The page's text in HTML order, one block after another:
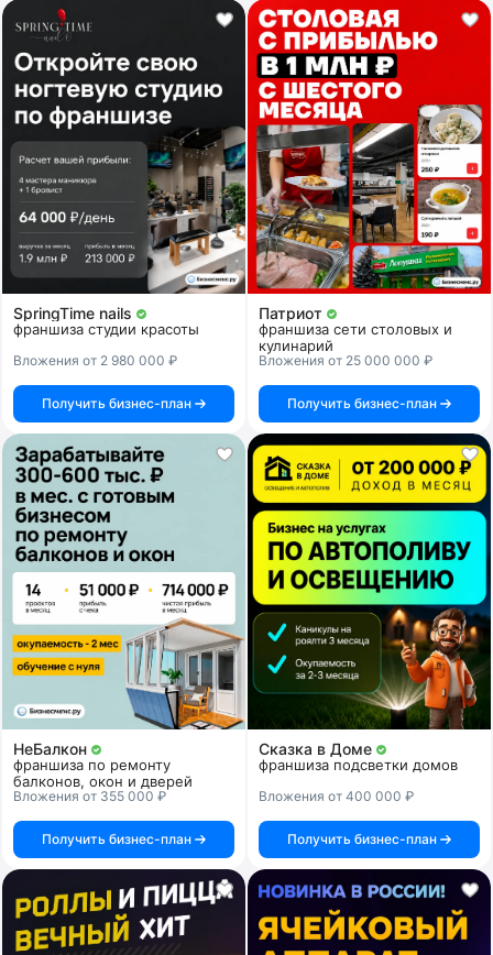
SpringTime nails
франшиза студии красоты
Вложения от 2 980 000 ₽
Получить бизнес-план
Патриот
франшиза сети столовых и
кулинарий
Вложения от 25 000 000 ₽
Получить бизнес-план
НеБалкон
франшиза по ремонту
балконов, окон и дверей
Вложения от 355 000 ₽
Получить бизнес-план
Сказка в Доме
франшиза подсветки домов
Вложения от 400 000 ₽
Получить бизнес-план